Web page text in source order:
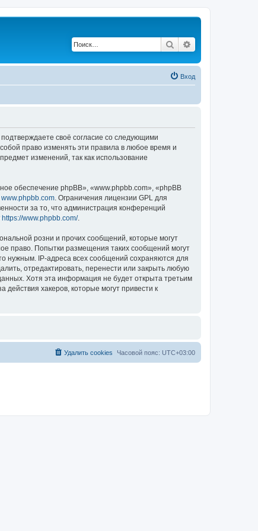
Поиск
Вход
своё согласие со следующими
право изменять эти правила в любое время и
изменений, так как использование
обеспечение phpBB», «www.phpbb.com», «phpBB
www.phpbb.com . Ограничения лицензии GPL для
за то, что администрация конференций
https://www.phpbb.com/.
розни и прочих сообщений, которые могут
право. Попытки размещения таких сообщений могут
нужным. IP-адреса всех сообщений сохраняются для
отредактировать, перенести или закрыть любую
Хотя эта информация не будет открыта третьим
хакеров, которые могут привести к
Часовой пояс: UTC+03:00
Удалить cookies